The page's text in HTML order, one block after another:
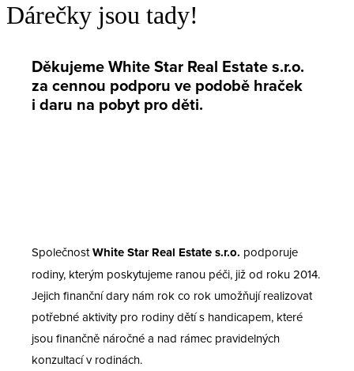
Dárečky jsou tady!
Děkujeme White Star Real Estate s.r.o.
za cennou podporu ve podobě hraček
i daru na pobyt pro děti.
SpolečnostWhite Star Real Estate s.r.o. podporuje
rodiny, kterým poskytujeme ranou péči, již od roku 2014.
Jejich finanční dary nám rok co rok umožňují realizovat
potřebné aktivity pro rodiny dětí s handicapem, které
jsou finančně náročné a nad rámec pravidelných
konzultací v rodinách.